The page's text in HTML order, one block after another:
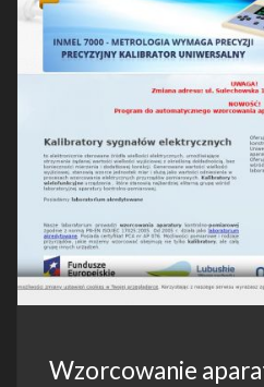
Wzorcowanie